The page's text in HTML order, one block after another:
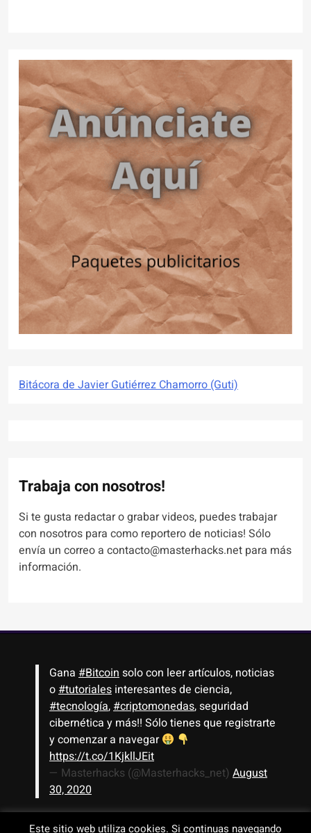
Bitácora de Javier Gutiérrez Chamorro (Guti)
Trabaja con nosotros!
Si te gusta redactar o grabar videos, puedes trabajar
con nosotros para como reportero de noticias! Sólo
envía un correo a contacto@masterhacks.net para más
información.
Gana #Bitcoinsolo con leer artículos, noticias
o#tutoriales interesantes de ciencia,
#tecnología,#criptomonedas, seguridad
cibernética y más!! Sólo tienes que registrarte
y comenzar a navegar
https://t.co/1KjkllJEit
— Masterhacks (@Masterhacks_net) August
30, 2020
Este sitio web utiliza cookies. Si continuas navegando